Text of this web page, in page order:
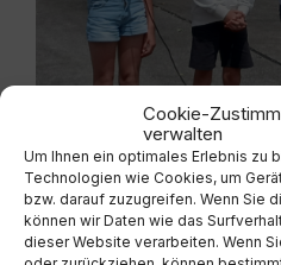
Cookie-
verwalten
Um Ihnen ein optimales Erlebnis zu
Technologien wie Cookies, um
bzw. darauf zuzugreifen. Wenn Sie
können wir Daten wie das
dieser Website verarbeiten. Wenn